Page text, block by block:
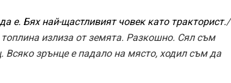
е. Бях най-щастливият човек като тракторист./
излиза от земята. Разкошно. Сял съм
зрънце е падало на място, ходил съм да